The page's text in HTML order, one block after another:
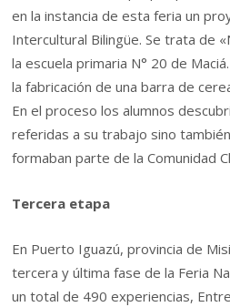
en la instancia de esta feria un
Intercultural Bilingüe. Se trata de
la escuela primaria N° 20 de
la fabricación de una barra de
En el proceso los alumnos
referidas a su trabajo sino
formaban parte de la Comunidad
Tercera etapa
En Puerto Iguazú, provincia de
tercera y última fase de la Feria
un total de 490 experiencias,